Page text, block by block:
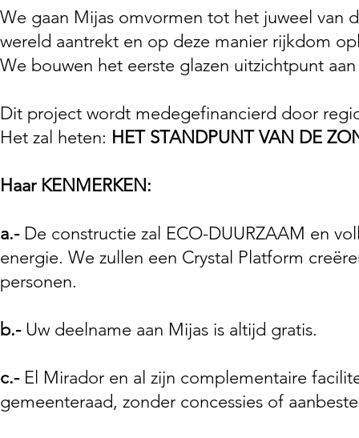
We gaan Mijas omvormen tot het juweel van
wereld aantrekt en op deze manier rijkdom
We bouwen het eerste glazen uitzichtpunt
Dit project wordt medegefinancierd door
Het zal heten: HET STANDPUNT VAN DE
Haar KENMERKEN:
a.-De constructie zal ECO-DUURZAAM en
energie. We zullen een Crystal Platform
personen.
b.-Uw deelname aan Mijas is altijd gratis.
c.-El Mirador en al zijn complementaire
gemeenteraad, zonder concessies of